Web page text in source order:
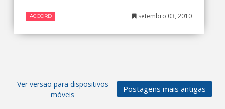
ACCORD setembro 03, 2010
Postagens mais antigas
Ver versão para dispositivos
móveis